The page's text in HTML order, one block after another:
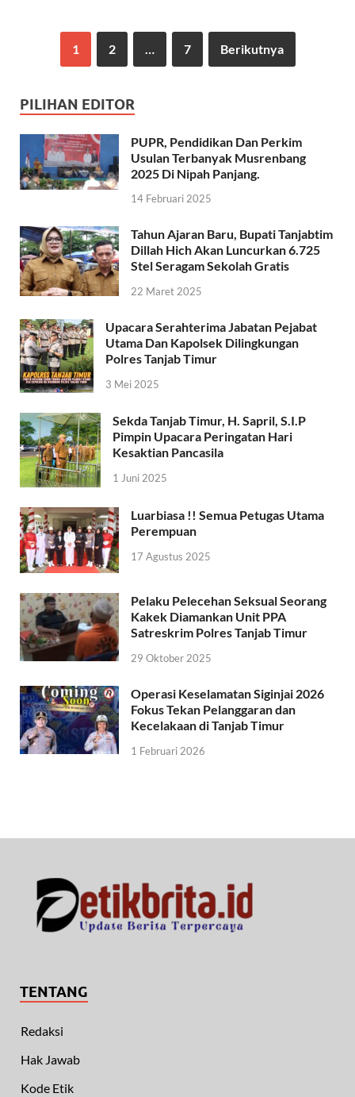
1 2 7 Berikutnya
PILIHAN EDITOR
PUPR, Pendidikan Dan Perkim
Usulan Terbanyak Musrenbang
2025 Di Nipah Panjang.
14 Februari 2025
Tahun Ajaran Baru, Bupati Tanjabtim
Dillah Hich Akan Luncurkan 6.725
Stel Seragam Sekolah Gratis
22 Maret 2025
Upacara Serahterima Jabatan Pejabat
Utama Dan Kapolsek Dilingkungan
Polres Tanjab Timur
3 Mei 2025
Sekda Tanjab Timur, H. Sapril, S.I.P
Pimpin Upacara Peringatan Hari
Kesaktian Pancasila
1 Juni 2025
Luarbiasa !! Semua Petugas Utama
Perempuan
17 Agustus 2025
Pelaku Pelecehan Seksual Seorang
Kakek Diamankan Unit PPA
Satreskrim Polres Tanjab Timur
29 Oktober 2025
Operasi Keselamatan Siginjai 2026
Fokus Tekan Pelanggaran dan
Kecelakaan di Tanjab Timur
1 Februari 2026
TENTANG
Redaksi
Hak Jawab
Kode Etik